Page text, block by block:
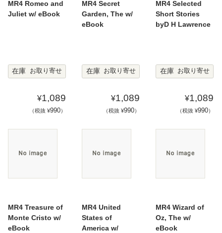
MR4 Romeo and
Juliet w/ eBook
在庫 お取り寄せ
¥1,089
（税抜 ¥990）
MR4 Secret
Garden, The w/
eBook
在庫 お取り寄せ
¥1,089
（税抜 ¥990）
MR4 Selected
Short Stories
byD H Lawrence
在庫 お取り寄せ
¥1,089
（税抜 ¥990）
MR4 Treasure of
Monte Cristo w/
eBook
MR4 United
States of
America w/
MR4 Wizard of
Oz, The w/
eBook